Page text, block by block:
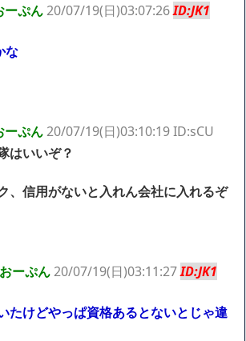
ーぷん20/07/19(日)03:07:26ID:JK1
な
ーぷん20/07/19(日)03:10:19 ID:sCU
はいいぞ？
、信用がないと入れん会社に入れるぞ
ーぷん20/07/19(日)03:11:27ID:JK1
たけどやっぱ資格あるとないとじゃ違